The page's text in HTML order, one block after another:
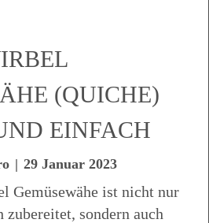
(QUICHE)
EINFACH
| 29 Januar 2023
Gemüsewähe ist nicht nur
sondern auch